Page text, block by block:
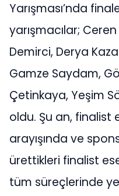
Yarışması’nda
yarışmacılar;
Demirci, Derya
Gamze Saydam,
Çetinkaya, Yeşim
oldu. Şu an, finalist
arayışında ve
ürettikleri finalist
tüm süreçlerinde